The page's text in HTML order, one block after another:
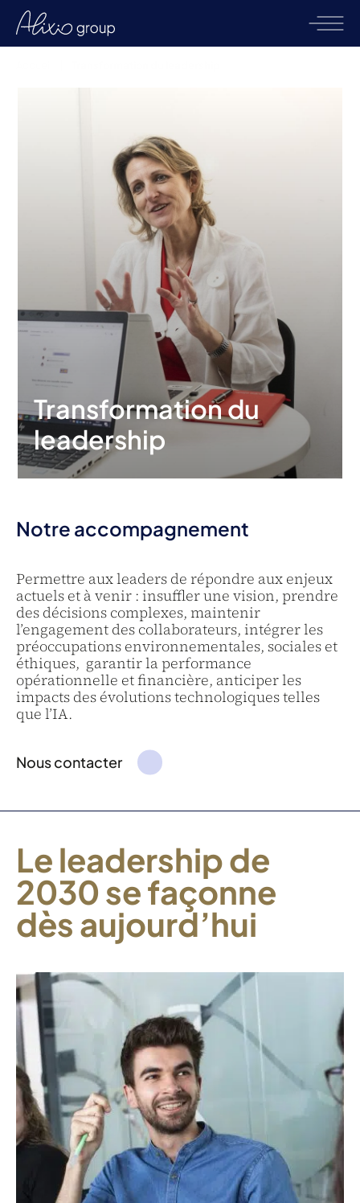
Transformation du
leadership
Notre accompagnement
Permettre aux leaders de répondre aux enjeux
actuels et à venir : insuffler une vision, prendre
des décisions complexes, maintenir
l’engagement des collaborateurs, intégrer les
préoccupations environnementales, sociales et
éthiques, garantir la performance
opérationnelle et financière, anticiper les
impacts des évolutions technologiques telles
que l’IA.
Nous contacter
Le leadership de
2030 se façonne
dès aujourd’hui